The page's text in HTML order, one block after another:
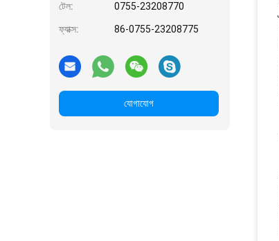
টেল: 0755-23208770
ফ্যাক্স: 86-0755-23208775
যোগাযোগ